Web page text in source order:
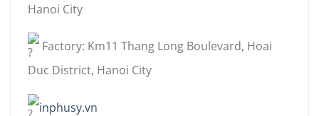
Hanoi City
Factory: Km11 Thang Long Boulevard, Hoai
Duc District, Hanoi City
inphusy.vn